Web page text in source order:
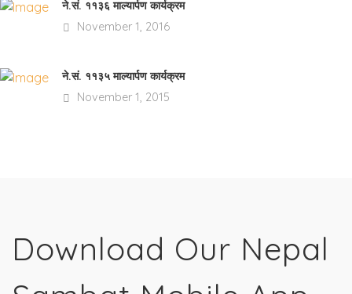
ने.सं. ११३६ माल्यार्पण कार्यक्रम
November 1, 2016
ने.सं. ११३५ माल्यार्पण कार्यक्रम
November 1, 2015
Download Our Nepal